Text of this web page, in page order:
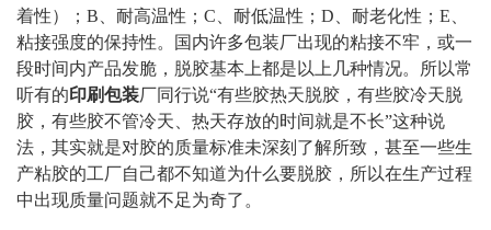
着性）；B、耐高温性；C、耐低温性；D、耐老化性；E、
粘接强度的保持性。国内许多包装厂出现的粘接不牢，或一
段时间内产品发脆，脱胶基本上都是以上几种情况。所以常
听有的印刷包装厂同行说“有些胶热天脱胶，有些胶冷天脱
胶，有些胶不管冷天、热天存放的时间就是不长”这种说
法，其实就是对胶的质量标准未深刻了解所致，甚至一些生
产粘胶的工厂自己都不知道为什么要脱胶，所以在生产过程
中出现质量问题就不足为奇了。